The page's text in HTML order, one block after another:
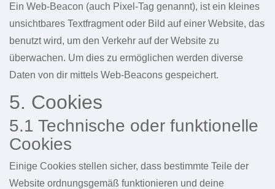
Ein Web-Beacon (auch Pixel-Tag genannt), ist ein kleines
unsichtbares Textfragment oder Bild auf einer Website, das
benutzt wird, um den Verkehr auf der Website zu
überwachen. Um dies zu ermöglichen werden diverse
Daten von dir mittels Web-Beacons gespeichert.
5. Cookies
5.1 Technische oder funktionelle
Cookies
Einige Cookies stellen sicher, dass bestimmte Teile der
Website ordnungsgemäß funktionieren und deine